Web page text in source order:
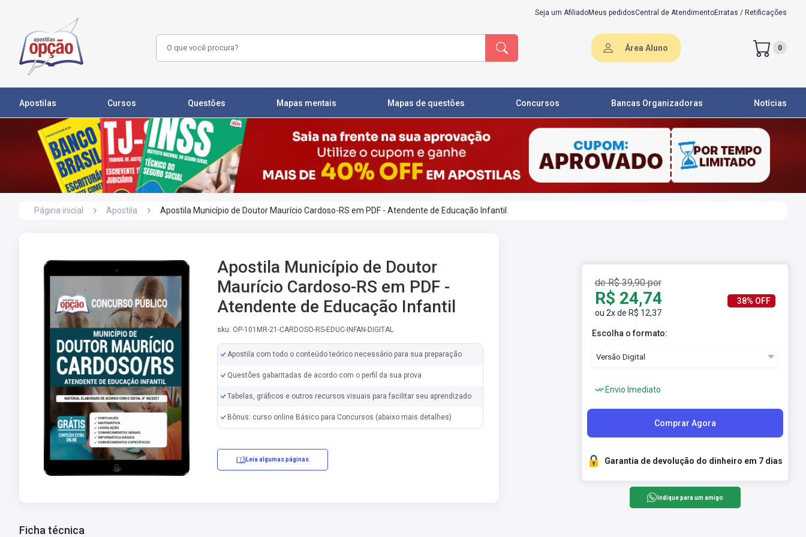
Seja um AfiliadoMeus pedidosCentral de AtendimentoErratas / Retificações
Área Aluno 0
Apostilas Cursos Questões Mapas mentais Mapas de questões Concursos Bancas Organizadoras Notícias
Página inicial Apostila Apostila Município de Doutor Maurício Cardoso-RS em PDF - Atendente de Educação Infantil
Apostila Município de Doutor
Maurício Cardoso-RS em PDF -
Atendente de Educação Infantil
sku: OP-101MR-21-CARDOSO-RS-EDUC-INFAN-DIGITAL
Apostila com todo o conteúdo teórico necessário para sua preparação
Questões gabaritadas de acordo com o perfil da sua prova
Tabelas, gráficos e outros recursos visuais para facilitar seu aprendizado
Bônus: curso online Básico para Concursos (abaixo mais detalhes)
Leia algumas páginas
Ficha técnica
de R$ 39,90 por
R$ 24,74
ou 2x de R$ 12,37
38% OFF
Escolha o formato:
Envio Imediato
Comprar Agora
Garantia de devolução do dinheiro em 7 dias
Indique para um amigo